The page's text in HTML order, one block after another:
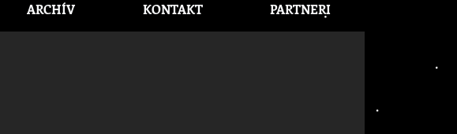
ARCHÍV KONTAKT PARTNERI